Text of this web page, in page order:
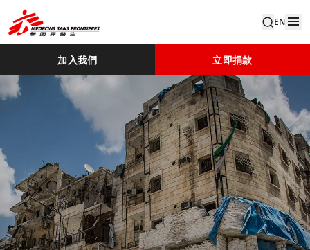
EN
加入我們 立即捐款